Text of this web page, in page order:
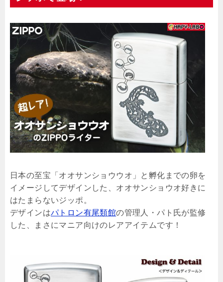
日本の至宝「オオサンショウウオ」と孵化までの卵を
イメージしてデザインした、オオサンショウオ好きに
はたまらないジッポ。
デザインはパトロン有尾類館の管理人・パト氏が監修
した、まさにマニア向けのレアアイテムです！